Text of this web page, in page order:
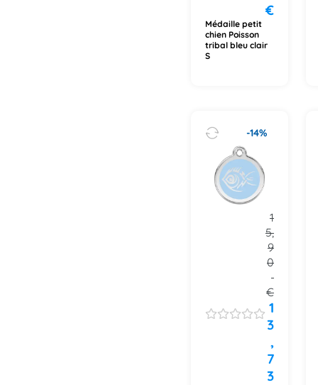
€
Médaille petit
chien Poisson
tribal bleu clair
S
-14%
1
5,
9
0
€
1
3
,
7
3